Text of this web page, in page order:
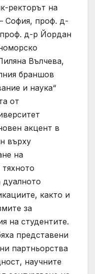
ректорът на
София, проф. д-
д-р Йордан
Вълчева,
браншов
и наука“
от
акцент в
върху
на
дуалното
както и
за
на студентите.
представени
партньорства
научните